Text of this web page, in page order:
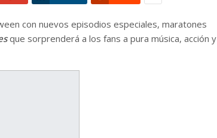
con nuevos episodios especiales, maratones
que sorprenderá a los fans a pura música, acción y